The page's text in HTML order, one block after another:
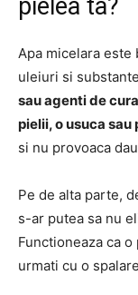
pielea ta?
Apa micelara este
uleiuri si
sau agenti de
pielii, o usuca
si nu provoaca
Pe de alta parte,
s-ar putea sa nu
Functioneaza ca
urmati cu o